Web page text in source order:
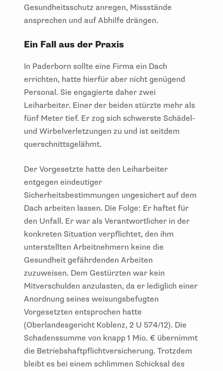
Gesundheitsschutz anregen, Missstände
ansprechen und auf Abhilfe drängen.
Ein Fall aus der Praxis
In Paderborn sollte eine Firma ein Dach
errichten, hatte hierfür aber nicht genügend
Personal. Sie engagierte daher zwei
Leiharbeiter. Einer der beiden stürzte mehr als
fünf Meter tief. Er zog sich schwerste Schädel-
und Wirbelverletzungen zu und ist seitdem
querschnittsgelähmt.
Der Vorgesetzte hatte den Leiharbeiter
entgegen eindeutiger
Sicherheitsbestimmungen ungesichert auf dem
Dach arbeiten lassen. Die Folge: Er haftet für
den Unfall. Er war als Verantwortlicher in der
konkreten Situation verpflichtet, den ihm
unterstellten Arbeitnehmern keine die
Gesundheit gefährdenden Arbeiten
zuzuweisen. Dem Gestürzten war kein
Mitverschulden anzulasten, da er lediglich einer
Anordnung seines weisungsbefugten
Vorgesetzten entsprochen hatte
(Oberlandesgericht Koblenz, 2 U 574/12). Die
Schadenssumme von knapp 1 Mio. € übernimmt
die Betriebshaftpflichtversicherung. Trotzdem
bleibt es bei einem schlimmen Schicksal des